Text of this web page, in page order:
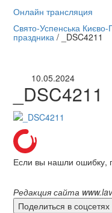
Онлайн трансляция
12 сентября
Свято-Успенська
праздника/ _DSC4211
10.05.2024
_DSC4211
Если вы нашли ошибку,
Редакция сайта
Поделиться в соцсетях